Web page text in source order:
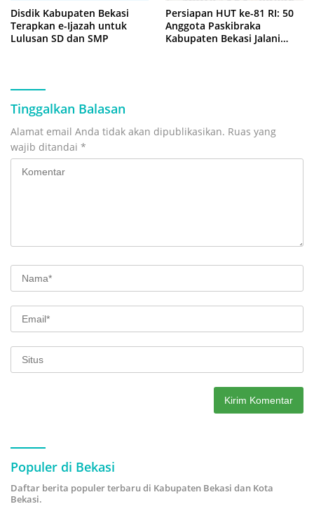
Disdik Kabupaten Bekasi
Terapkan e-Ijazah untuk
Lulusan SD dan SMP
Persiapan HUT ke-81 RI: 50
Anggota Paskibraka
Kabupaten Bekasi Jalani
Tinggalkan Balasan
Alamat email Anda tidak akan dipublikasikan. Ruas yang
wajib ditandai *
Populer di Bekasi
Daftar berita populer terbaru di Kabupaten Bekasi dan Kota
Bekasi.